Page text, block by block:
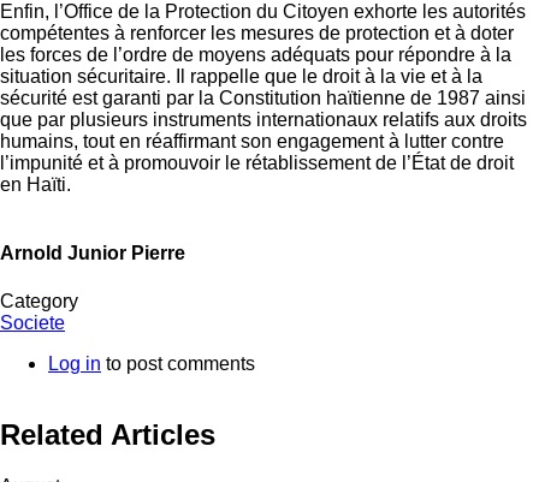
Enfin, l’Office de la Protection du Citoyen exhorte les autorités
compétentes à renforcer les mesures de protection et à doter
les forces de l’ordre de moyens adéquats pour répondre à la
situation sécuritaire. Il rappelle que le droit à la vie et à la
sécurité est garanti par la Constitution haïtienne de 1987 ainsi
que par plusieurs instruments internationaux relatifs aux droits
humains, tout en réaffirmant son engagement à lutter contre
l’impunité et à promouvoir le rétablissement de l’État de droit
en Haïti.
Arnold Junior Pierre
Category
Societe
Log in to post comments
Related Articles